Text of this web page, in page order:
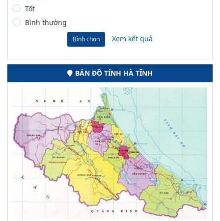
Tốt
Bình thường
Bình chọn Xem kết quả
BẢN ĐỒ TỈNH HÀ TĨNH